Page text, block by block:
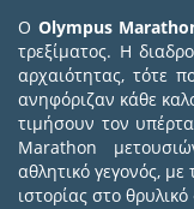
Ο Olympus
τρεξίματος. Η
αρχαιότητας, τότε
ανηφόριζαν κάθε
τιμήσουν τον
Marathon
αθλητικό γεγονός,
ιστορίας στο